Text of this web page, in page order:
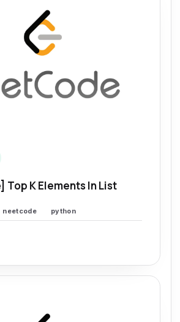
Top K Elements In List
neetcode python